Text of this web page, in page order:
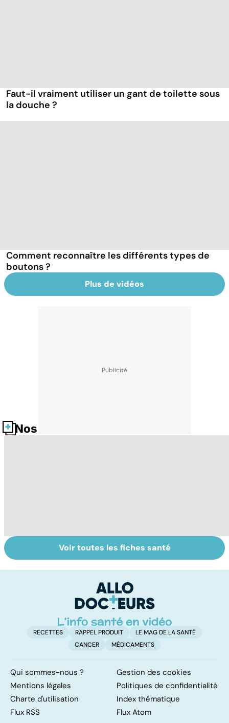
Faut-il vraiment utiliser un gant de toilette sous
la douche ?
Comment reconnaître les différents types de
boutons ?
Plus de vidéos
Nos fiches santé
Tout savoir sur le
vitiligo
Prurit,
démangeaisons :
peau qui gratte !
Voir toutes les fiches santé
RECETTES RAPPEL PRODUIT
LE MAG DE LA SANTÉ
CANCER
MÉDICAMENTS
Qui sommes-nous ?
Gestion des cookies
Mentions légales
Politiques de confidentialité
Charte d'utilisation
Index thématique
Flux RSS
Flux Atom